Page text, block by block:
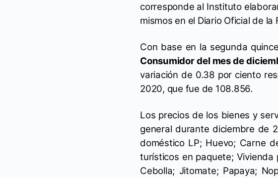
corresponde al Instituto
mismos en el Diario Oficial de
Con base en la segunda
Consumidor del mes de
variación de 0.38 por ciento
2020, que fue de 108.856.
Los precios de los bienes y
general durante diciembre de
doméstico LP; Huevo; Carne
turísticos en paquete; Vivienda
Cebolla; Jitomate; Papaya;